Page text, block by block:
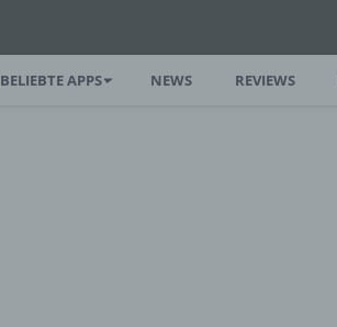
BELIEBTE APPS NEWS REVIEWS